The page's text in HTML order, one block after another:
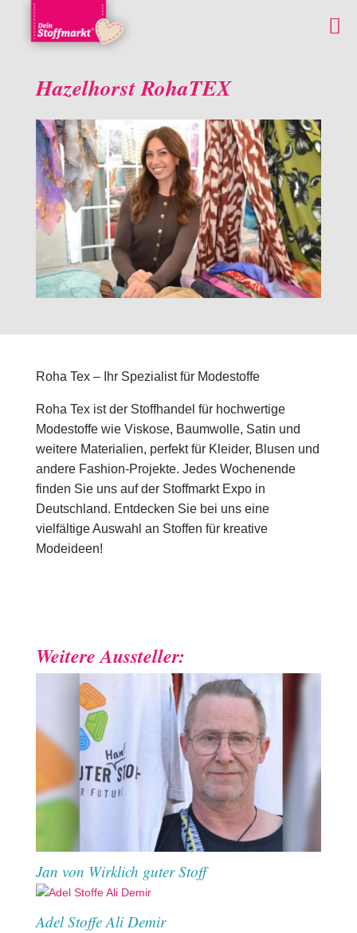
Hazelhorst RohaTEX
Roha Tex – Ihr Spezialist für Modestoffe
Roha Tex ist der Stoffhandel für hochwertige
Modestoffe wie Viskose, Baumwolle, Satin und
weitere Materialien, perfekt für Kleider, Blusen und
andere Fashion-Projekte. Jedes Wochenende
finden Sie uns auf der Stoffmarkt Expo in
Deutschland. Entdecken Sie bei uns eine
vielfältige Auswahl an Stoffen für kreative
Modeideen!
Weitere Aussteller:
Jan von Wirklich guter Stoff
Adel Stoffe Ali Demir